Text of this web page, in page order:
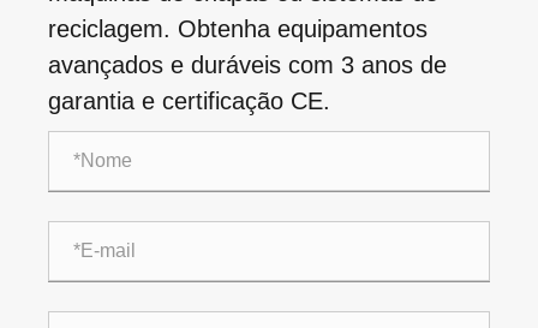
reciclagem. Obtenha equipamentos
avançados e duráveis ​​com 3 anos de
garantia e certificação CE.